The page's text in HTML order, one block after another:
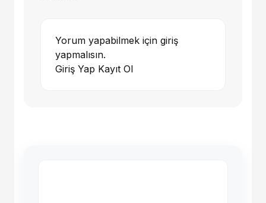
Yorum yapabilmek için giriş
yapmalısın.
Giriş Yap Kayıt Ol